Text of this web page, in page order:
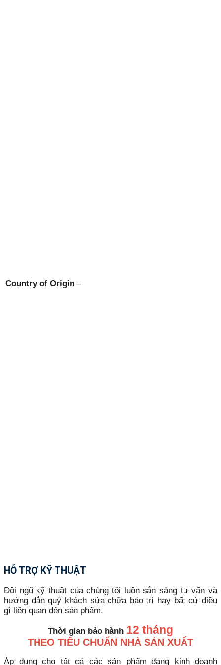
Country of Origin –
HỖ TRỢ KỸ THUẬT
Đội ngũ kỹ thuật của chúng tôi luôn sẵn sàng tư vấn và
hướng dẫn quý khách sửa chữa bảo trì hay bất cứ điều
gì liên quan đến sản phẩm.
Thời gian bảo hành 12 tháng
THEO TIÊU CHUẨN NHÀ SẢN XUẤT
Áp dụng cho tất cả các sản phẩm đang kinh doanh